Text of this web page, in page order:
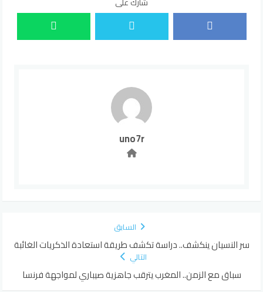
uno7r
السابق
سر النسيان ينكشف.. دراسة تكشف طريقة استعادة الذكريات الغائبة
التالي
سباق مع الزمن.. المغرب يترقب جاهزية صيباري لمواجهة فرنسا